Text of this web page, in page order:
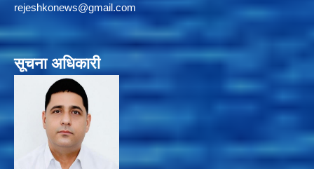
rejeshkonews@gmail.com
सूचना अधिकारी